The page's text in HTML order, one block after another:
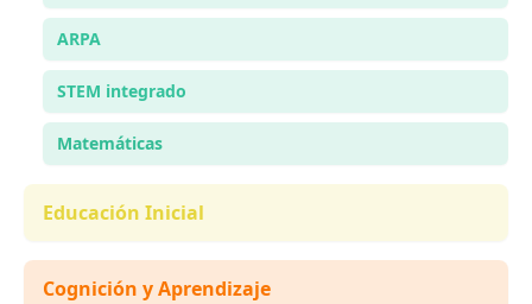
ARPA
STEM integrado
Matemáticas
Educación Inicial
Cognición y Aprendizaje